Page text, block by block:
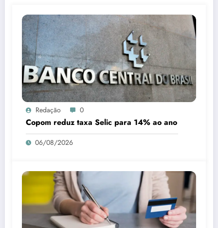
Redação 0
Copom reduz taxa Selic para 14% ao ano
06/08/2026